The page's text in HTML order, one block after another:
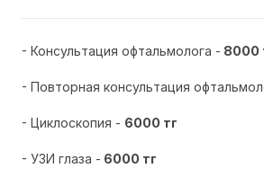
- Консультация офтальмолога - 8000
- Повторная консультация
- Циклоскопия - 6000 тг
- УЗИ глаза - 6000 тг